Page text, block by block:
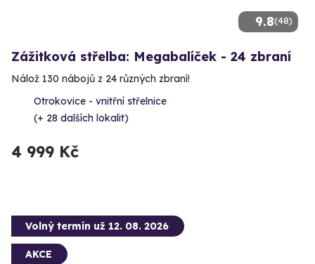
9.8(48)
Zážitková střelba: Megabalíček - 24 zbraní
Nálož 130 nábojů z 24 různých zbraní!
Otrokovice - vnitřní střelnice
(+ 28 dalších lokalit)
4 999 Kč
Volný termín už 12. 08. 2026
AKCE